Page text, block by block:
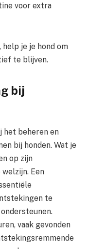
voor extra
je je hond om
te blijven.
bij
het beheren en
bij honden. Wat je
op zijn
Een
te
vaak gevonden